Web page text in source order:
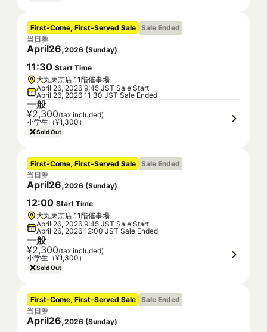
First-Come, First-Served Sale Sale Ended
当日券
April26,2026 (Sunday)
11:30 Start Time
大丸東京店 11階催事場
April 26, 2026 9:45 JST Sale Start
April 26, 2026 11:30 JST Sale Ended
一般
¥2,300(tax included)
小学生（¥1,300）
Sold Out
First-Come, First-Served Sale Sale Ended
当日券
April26,2026 (Sunday)
12:00 Start Time
大丸東京店 11階催事場
April 26, 2026 9:45 JST Sale Start
April 26, 2026 12:00 JST Sale Ended
一般
¥2,300(tax included)
小学生（¥1,300）
Sold Out
First-Come, First-Served Sale Sale Ended
当日券
April26,2026 (Sunday)